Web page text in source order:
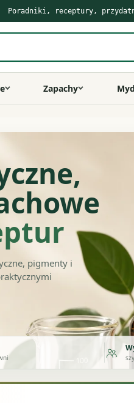
Poradniki, receptury,
Zapachy
pigmenty i